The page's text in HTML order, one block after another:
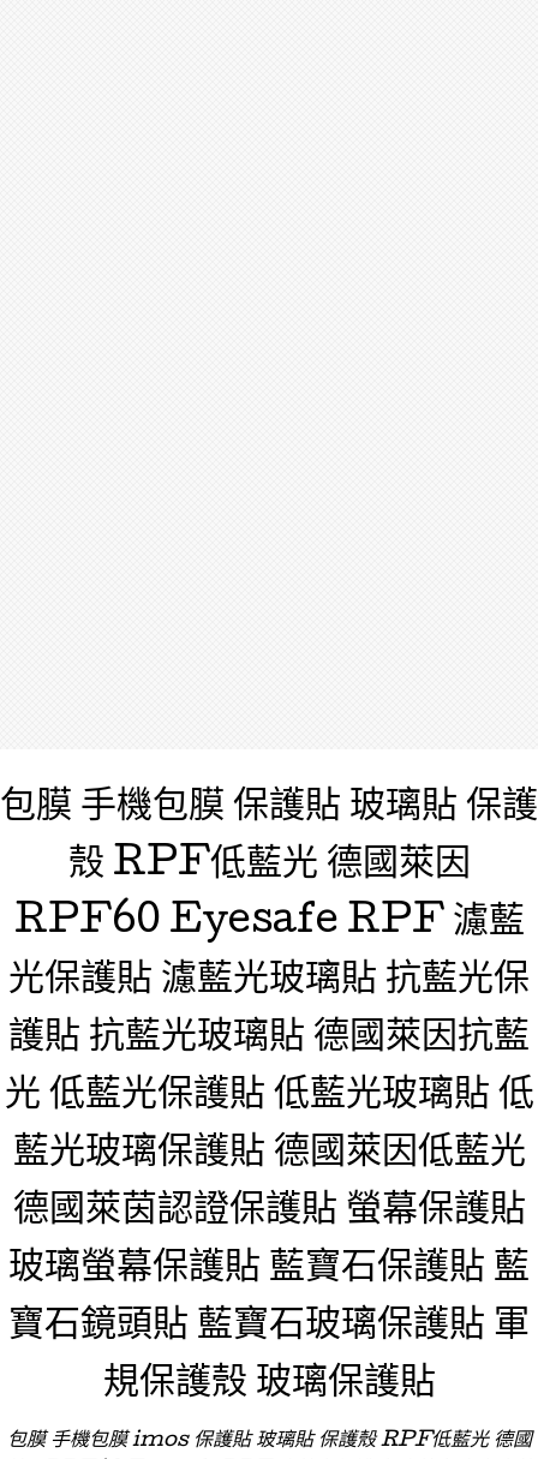
包膜 手機包膜 保護貼 玻璃貼 保護
殼 RPF低藍光 德國萊因
RPF60 Eyesafe RPF 濾藍
光保護貼 濾藍光玻璃貼 抗藍光保
護貼 抗藍光玻璃貼 德國萊因抗藍
光 低藍光保護貼 低藍光玻璃貼 低
藍光玻璃保護貼 德國萊因低藍光
德國萊茵認證保護貼 螢幕保護貼
玻璃螢幕保護貼 藍寶石保護貼 藍
寶石鏡頭貼 藍寶石玻璃保護貼 軍
規保護殼 玻璃保護貼
包膜 手機包膜 imos 保護貼 玻璃貼 保護殼 RPF低藍光 德國